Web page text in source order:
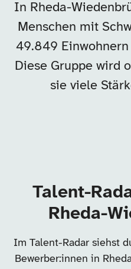
In Rheda-
Menschen mit
49.849
Diese Gruppe wird
sie viele
Talent-
Rheda-
Im Talent-Radar siehst
Bewerber:innen in